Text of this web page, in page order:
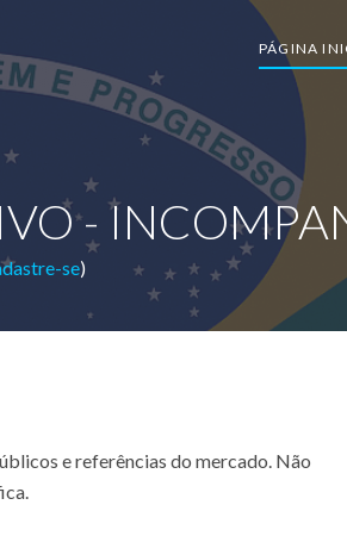
PÁGINA
-
se)
e referências do mercado. Não